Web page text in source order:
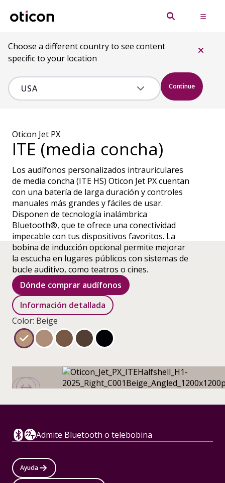
Choose a different country to see content
specific to your location
Continue
Oticon Jet PX
ITE (media concha)
Los audífonos personalizados intrauriculares
de media concha (ITE HS) Oticon Jet PX cuentan
con una batería de larga duración y controles
manuales más grandes y fáciles de usar.
Disponen de tecnología inalámbrica
Bluetooth®, que te ofrece una conectividad
impecable con tus dispositivos favoritos. La
bobina de inducción opcional permite mejorar
la escucha en lugares públicos con sistemas de
bucle auditivo, como teatros o cines.
Dónde comprar audífonos
Información detallada
Color: Beige
Admite Bluetooth o telebobina
Ayuda